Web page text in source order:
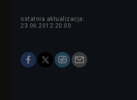
ostatnia aktualizacja:
23.06.2012 20:00